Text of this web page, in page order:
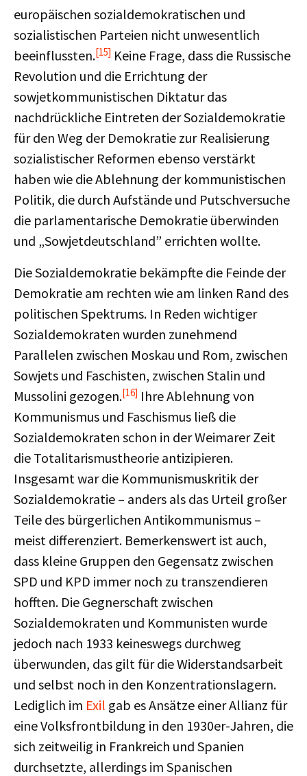
europäischen sozialdemokratischen und
sozialistischen Parteien nicht unwesentlich
beeinflussten.[15] Keine Frage, dass die Russische
Revolution und die Errichtung der
sowjetkommunistischen Diktatur das
nachdrückliche Eintreten der Sozialdemokratie
für den Weg der Demokratie zur Realisierung
sozialistischer Reformen ebenso verstärkt
haben wie die Ablehnung der kommunistischen
Politik, die durch Aufstände und Putschversuche
die parlamentarische Demokratie überwinden
und „Sowjetdeutschland” errichten wollte.
Die Sozialdemokratie bekämpfte die Feinde der
Demokratie am rechten wie am linken Rand des
politischen Spektrums. In Reden wichtiger
Sozialdemokraten wurden zunehmend
Parallelen zwischen Moskau und Rom, zwischen
Sowjets und Faschisten, zwischen Stalin und
Mussolini gezogen.[16] Ihre Ablehnung von
Kommunismus und Faschismus ließ die
Sozialdemokraten schon in der Weimarer Zeit
die Totalitarismustheorie antizipieren.
Insgesamt war die Kommunismuskritik der
Sozialdemokratie – anders als das Urteil großer
Teile des bürgerlichen Antikommunismus –
meist differenziert. Bemerkenswert ist auch,
dass kleine Gruppen den Gegensatz zwischen
SPD und KPD immer noch zu transzendieren
hofften. Die Gegnerschaft zwischen
Sozialdemokraten und Kommunisten wurde
jedoch nach 1933 keineswegs durchweg
überwunden, das gilt für die Widerstandsarbeit
und selbst noch in den Konzentrationslagern.
Lediglich im Exil gab es Ansätze einer Allianz für
eine Volksfrontbildung in den 1930er-Jahren, die
sich zeitweilig in Frankreich und Spanien
durchsetzte, allerdings im Spanischen